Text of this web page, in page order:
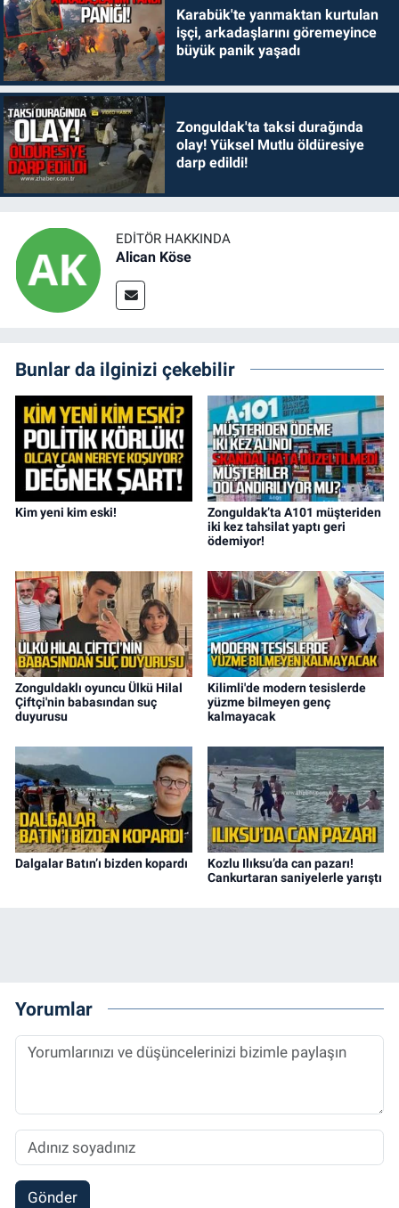
Karabük'te yanmaktan kurtulan
işçi, arkadaşlarını göremeyince
büyük panik yaşadı
Zonguldak'ta taksi durağında
olay! Yüksel Mutlu öldüresiye
darp edildi!
EDITÖR HAKKINDA
Alican Köse
Bunlar da ilginizi çekebilir
Kim yeni kim eski!
Zonguldak’ta A101 müşteriden
iki kez tahsilat yaptı geri
ödemiyor!
Zonguldaklı oyuncu Ülkü Hilal
Çiftçi'nin babasından suç
duyurusu
Kilimli'de modern tesislerde
yüzme bilmeyen genç
kalmayacak
Dalgalar Batın’ı bizden kopardı
Kozlu Ilıksu’da can pazarı!
Cankurtaran saniyelerle yarıştı
Yorumlar
Gönder